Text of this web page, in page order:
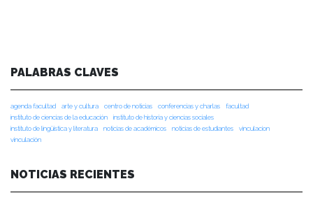
PALABRAS CLAVES
agenda facultad arte y cultura centro de noticias conferencias y charlas
facultad
instituto de ciencias de la educación
instituto de historia y ciencias sociales
instituto de lingüística y literatura
noticias de académicos noticias de estudiantes
vinculacion
vinculación
NOTICIAS RECIENTES